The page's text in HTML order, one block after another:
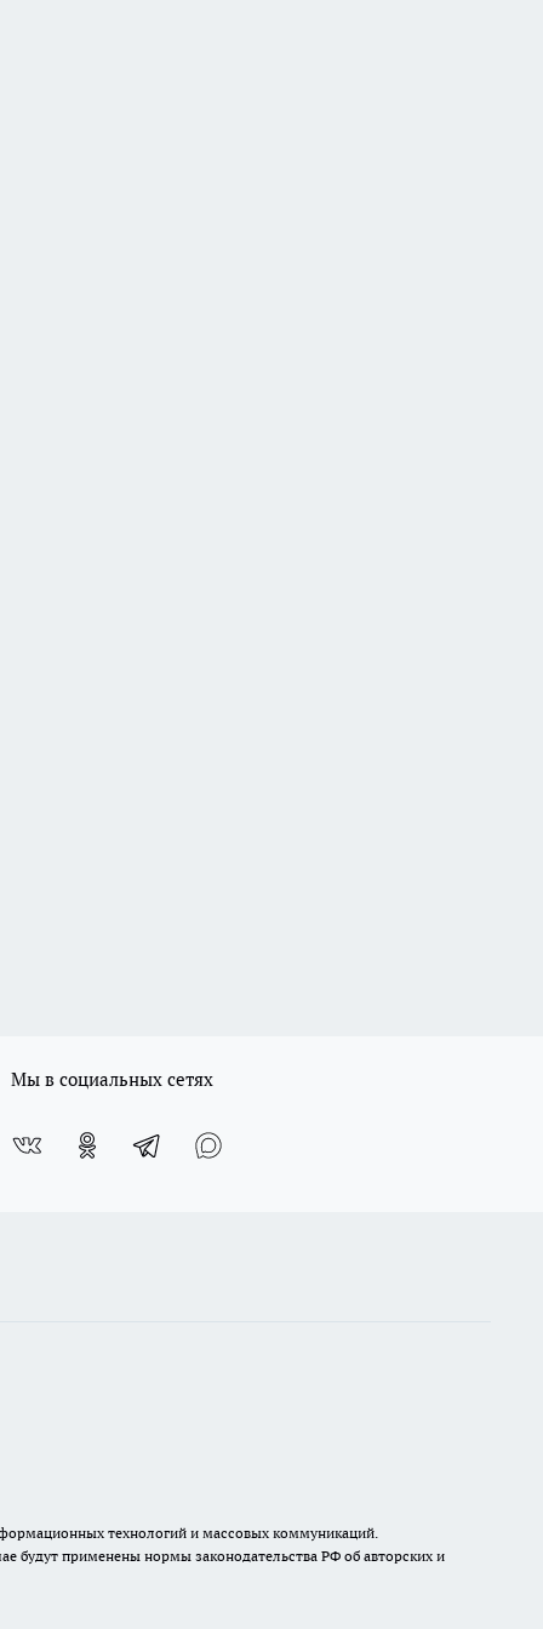
Мы в социальных сетях
технологий и массовых коммуникаций.
будут применены нормы законодательства РФ об авторских и